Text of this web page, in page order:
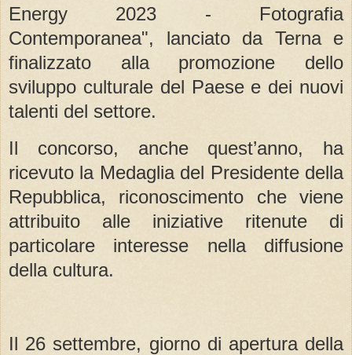
Energy 2023 - Fotografia
Contemporanea", lanciato da Terna e
finalizzato alla promozione dello
sviluppo culturale del Paese e dei nuovi
talenti del settore.
Il concorso, anche quest’anno, ha
ricevuto la Medaglia del Presidente della
Repubblica, riconoscimento che viene
attribuito alle iniziative ritenute di
particolare interesse nella diffusione
della cultura.
Il 26 settembre, giorno di apertura della